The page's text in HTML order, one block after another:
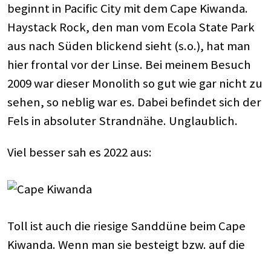
beginnt in Pacific City mit dem Cape Kiwanda.
Haystack Rock, den man vom Ecola State Park
aus nach Süden blickend sieht (s.o.), hat man
hier frontal vor der Linse. Bei meinem Besuch
2009 war dieser Monolith so gut wie gar nicht zu
sehen, so neblig war es. Dabei befindet sich der
Fels in absoluter Strandnähe. Unglaublich.
Viel besser sah es 2022 aus:
Toll ist auch die riesige Sanddüne beim Cape
Kiwanda. Wenn man sie besteigt bzw. auf die